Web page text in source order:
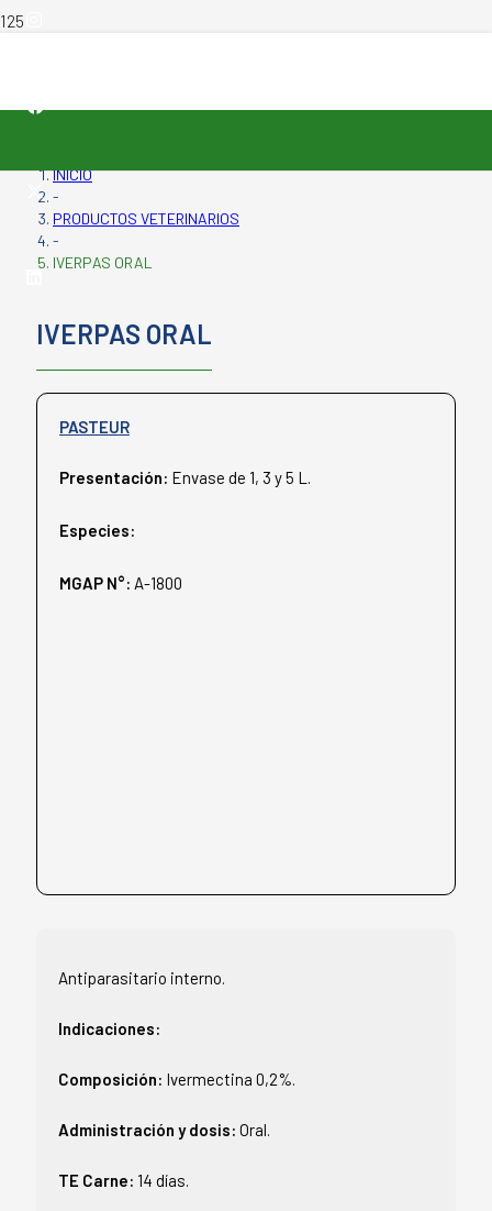
INICIO
-
PRODUCTOS VETERINARIOS
-
IVERPAS ORAL
IVERPAS ORAL
PASTEUR
Presentación: Envase de 1, 3 y 5 L.
Especies:
MGAP N°: A-1800
Antiparasitario interno.
Indicaciones:
Composición: Ivermectina 0,2%.
Administración y dosis: Oral.
TE Carne: 14 días.